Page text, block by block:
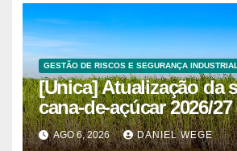
GESTÃO DE RISCOS E SEGURANÇA INDUSTRIAL
[Unica] Atualização da
cana-de-açúcar 2026/27
quinzenas de junho
AGO 6, 2026 DANIEL WEGE